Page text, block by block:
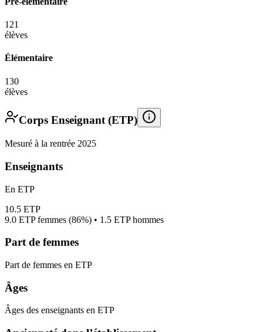
121
élèves
Élémentaire
130
élèves
Corps Enseignant (ETP)
Mesuré à la rentrée 2025
Enseignants
En ETP
10.5 ETP
9.0 ETP femmes (86%) • 1.5 ETP hommes
Part de femmes
Part de femmes en ETP
Âges
Âges des enseignants en ETP